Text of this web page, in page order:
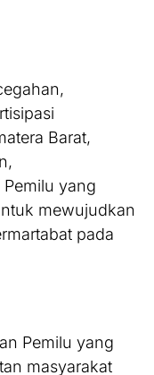
Barat,
yang
mewujudkan
pada
Pemilu yang
masyarakat